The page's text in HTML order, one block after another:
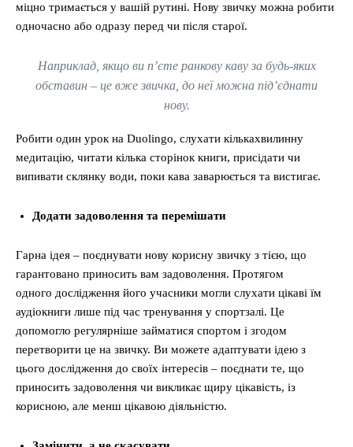
міцно тримається у вашій рутині. Нову звичку можна робити
одночасно або одразу перед чи після старої.
Наприклад, якщо ви пʼєте ранкову каву за будь-яких
обставин – це вже звичка, до неї можна підʼєднати
нову.
Робити один урок на Duolingo, слухати кількахвилинну
медитацію, читати кілька сторінок книги, присідати чи
випивати склянку води, поки кава заварюється та вистигає.
Додати задоволення та перемішати
Гарна ідея – поєднувати нову корисну звичку з тією, що
гарантовано приносить вам задоволення. Протягом
одного дослідження його учасники могли слухати цікаві їм
аудіокниги лише під час тренування у спортзалі. Це
допомогло регулярніше займатися спортом і згодом
перетворити це на звичку. Ви можете адаптувати ідею з
цього дослідження до своїх інтересів – поєднати те, що
приносить задоволення чи викликає щиру цікавість, із
корисною, але менш цікавою діяльністю.